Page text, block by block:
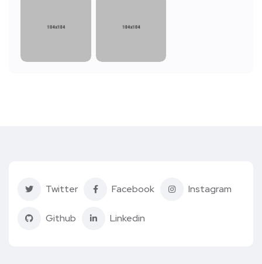
Twitter Facebook Instagram
Github Linkedin